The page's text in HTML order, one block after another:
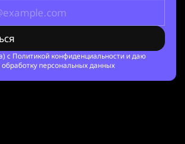
с Политикой конфиденциальности и даю
обработку персональных данных